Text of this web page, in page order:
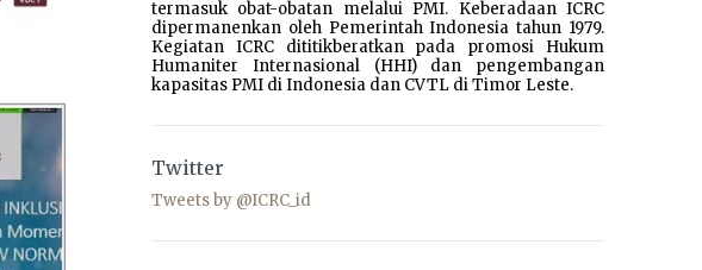
termasuk obat-obatan melalui PMI. Keberadaan ICRC
dipermanenkan oleh Pemerintah Indonesia tahun 1979.
Kegiatan ICRC dititikberatkan pada promosi Hukum
Humaniter Internasional (HHI) dan pengembangan
kapasitas PMI di Indonesia dan CVTL di Timor Leste.
Twitter
Tweets by @ICRC_id